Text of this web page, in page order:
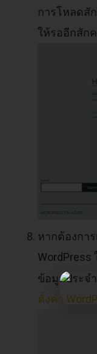
การโหลดสั
ให้รออีกสัก
หากต้องกา
WordPress
ข้อมูลประจ
ตั้งค่า